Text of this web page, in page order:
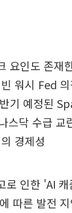
요인도 존재
워시 Fed
기 예정된
스닥 수급 교
경제성
로 인한 'AI
따른 발전